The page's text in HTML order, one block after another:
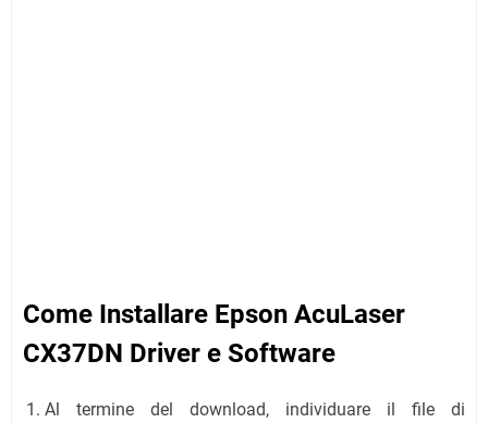
Come Installare Epson AcuLaser
CX37DN Driver e Software
Al termine del download, individuare il file di